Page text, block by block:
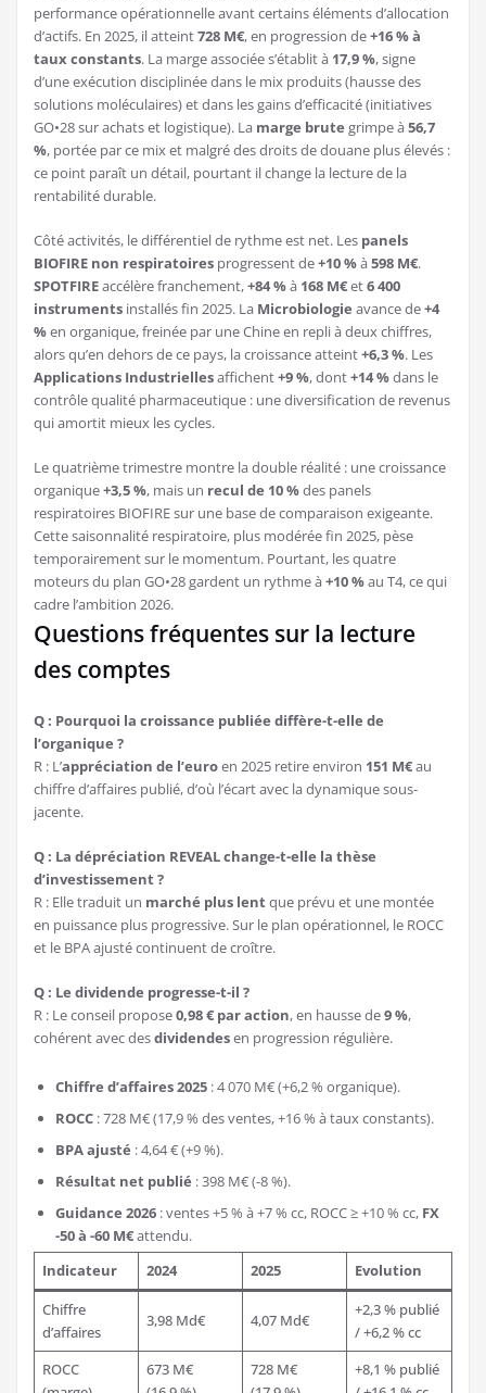
performance opérationnelle avant certains éléments d’allocation
d’actifs. En 2025, il atteint728 M€, en progression de+16 % à
taux constants. La marge associée s’établit à 17,9 %, signe
d’une exécution disciplinée dans le mix produits (hausse des
solutions moléculaires) et dans les gains d’efficacité (initiatives
GO•28 sur achats et logistique). La marge brute grimpe à56,7
%, portée par ce mix et malgré des droits de douane plus élevés :
ce point paraît un détail, pourtant il change la lecture de la
rentabilité durable.
Côté activités, le différentiel de rythme est net. Les panels
BIOFIRE non respiratoires progressent de+10 %à598 M€.
SPOTFIREaccélère franchement,+84 %à 168 M€et6 400
instruments installés fin 2025. La Microbiologie avance de+4
%en organique, freinée par une Chine en repli à deux chiffres,
alors qu’en dehors de ce pays, la croissance atteint+6,3 %. Les
Applications Industriellesaffichent+9 %, dont+14 %dans le
contrôle qualité pharmaceutique : une diversification de revenus
qui amortit mieux les cycles.
Le quatrième trimestre montre la double réalité : une croissance
organique+3,5 %, mais un recul de 10 %des panels
respiratoires BIOFIRE sur une base de comparaison exigeante.
Cette saisonnalité respiratoire, plus modérée fin 2025, pèse
temporairement sur le momentum. Pourtant, les quatre
moteurs du plan GO•28 gardent un rythme à+10 %au T4, ce qui
cadre l’ambition 2026.
Questions fréquentes sur la lecture
des comptes
Q : Pourquoi la croissance publiée diffère-t-elle de
l’organique ?
R : L’appréciation de l’euroen 2025 retire environ 151 M€au
chiffre d’affaires publié, d’où l’écart avec la dynamique sous-
jacente.
Q : La dépréciation REVEAL change-t-elle la thèse
d’investissement ?
R : Elle traduit un marché plus lentque prévu et une montée
en puissance plus progressive. Sur le plan opérationnel, le ROCC
et le BPA ajusté continuent de croître.
Q : Le dividende progresse-t-il ?
R : Le conseil propose0,98 € par action, en hausse de9 %,
cohérent avec desdividendesen progression régulière.
Chiffre d’affaires 2025 : 4 070 M€ (+6,2 % organique).
ROCC : 728 M€ (17,9 % des ventes, +16 % à taux constants).
BPA ajusté : 4,64 € (+9 %).
Résultat net publié : 398 M€ (-8 %).
Guidance 2026 : ventes +5 % à +7 % cc, ROCC ≥ +10 % cc, FX
-50 à -60 M€attendu.
Indicateur
2024 2025
Evolution
Chiffre
d’affaires
3,98 Md€ 4,07 Md€
+2,3 % publié
/ +6,2 % cc
ROCC
673 M€
728 M€
+8,1 % publié